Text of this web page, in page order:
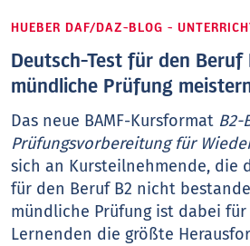
HUEBER DAF/DAZ-BLOG -
Deutsch-Test für den Beruf
mündliche Prüfung
Das neue BAMF-Kursformat B2-
Prüfungsvorbereitung für
sich an Kursteilnehmende, die
für den Beruf B2 nicht
mündliche Prüfung ist dabei
Lernenden die größte